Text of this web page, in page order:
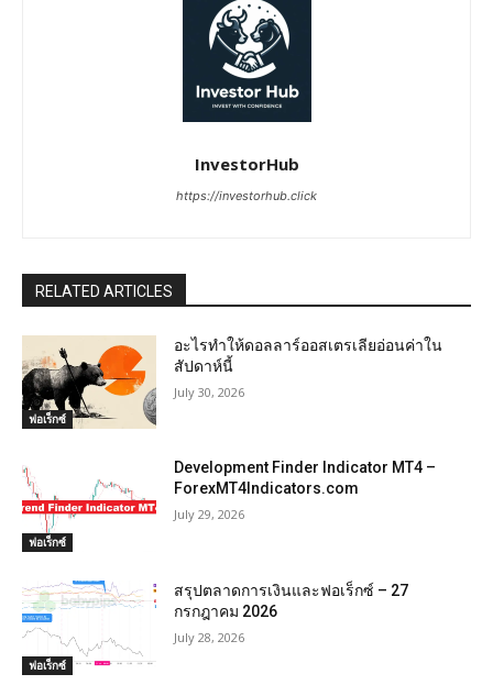
InvestorHub
https://investorhub.click
RELATED ARTICLES
ฟอเร็กซ์
อะไรทำให้ดอลลาร์ออสเตรเลียอ่อนค่าใน
สัปดาห์นี้
July 30, 2026
ฟอเร็กซ์
Development Finder Indicator MT4 –
ForexMT4Indicators.com
July 29, 2026
ฟอเร็กซ์
สรุปตลาดการเงินและฟอเร็กซ์ – 27
กรกฎาคม 2026
July 28, 2026